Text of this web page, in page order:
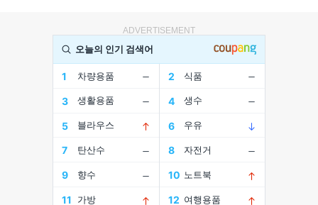
ADVERTISEMENT